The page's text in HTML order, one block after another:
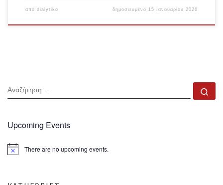
από dialytiko δημοσιευμένο 15 Ιανουαρίου 2026
ΑΝΑΖΉΤΗΣΗ
Upcoming Events
N
There are no upcoming events.